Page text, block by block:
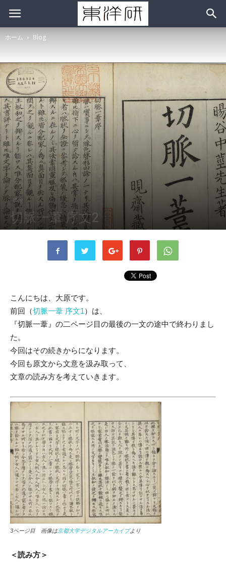
ホーム Blog
Blog
切脈一葦 序文2
こんにちは、大原です。
前回（切脈一葦 序文1）は、
『切脈一葦』の二ページ目の最後の一文の途中で終わりまし
た。
今回はその続きからになります。
今回も原文から文意を汲み取って、
文章の読み方を考えていきます。
3ページ目 画像は京都大学デジタルアーカイブより
＜読み方＞